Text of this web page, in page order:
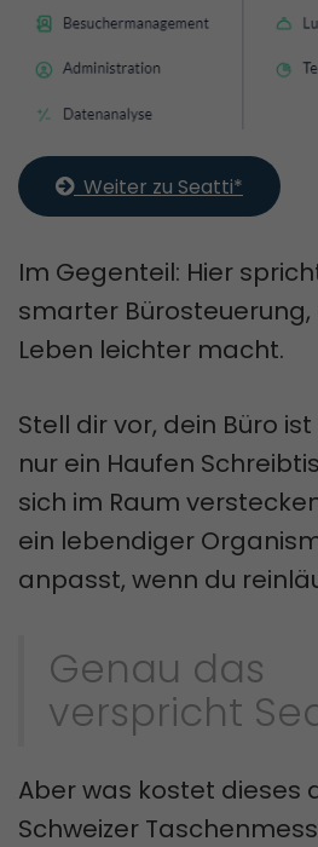
  Weiter zu Seatti*
Im Gegenteil: Hier
smarter Bürosteuerung,
Leben leichter macht.
Stell dir vor, dein Büro
nur ein Haufen
sich im Raum
ein lebendiger
anpasst, wenn du
Genau das
verspricht
Aber was kostet dieses
Schweizer